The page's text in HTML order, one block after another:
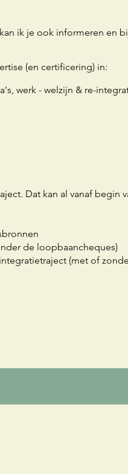
ik je ook informeren en
(en certificering) in:
werk - welzijn & re-
Dat kan al vanaf begin
de loopbaancheques)
(met of